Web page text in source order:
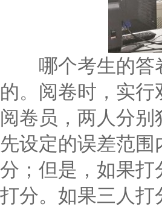
哪个考生的答卷
的。阅卷时，实
阅卷员，两人分
先设定的误差范
分；但是，如果
打分。如果三人